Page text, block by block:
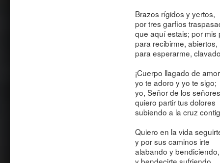
Brazos rígidos y yertos,
por tres garfios
que aquí estais; por mis
para recibirme, abiertos,
para esperarme,
¡Cuerpo llagado de
yo te adoro y yo te sigo;
yo, Señor de los
quiero partir tus dolores
subiendo a la cruz
Quiero en la vida
y por sus caminos irte
alabando y